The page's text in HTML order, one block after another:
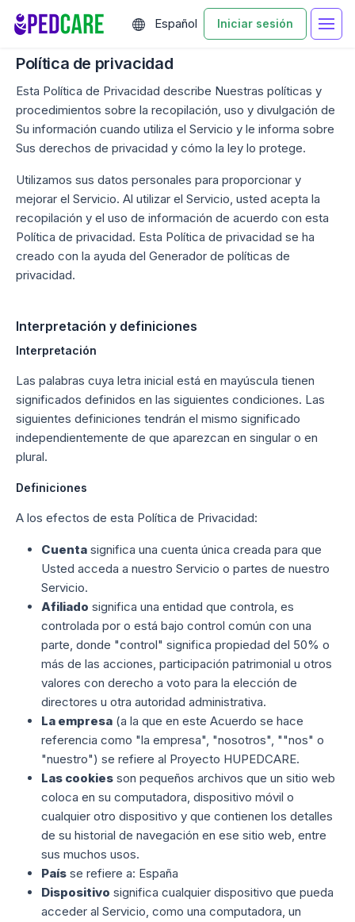
Español Iniciar sesión
Política de privacidad
Esta Política de Privacidad describe Nuestras políticas y
procedimientos sobre la recopilación, uso y divulgación de
Su información cuando utiliza el Servicio y le informa sobre
Sus derechos de privacidad y cómo la ley lo protege.
Utilizamos sus datos personales para proporcionar y
mejorar el Servicio. Al utilizar el Servicio, usted acepta la
recopilación y el uso de información de acuerdo con esta
Política de privacidad. Esta Política de privacidad se ha
creado con la ayuda del Generador de políticas de
privacidad.
Interpretación y definiciones
Interpretación
Las palabras cuya letra inicial está en mayúscula tienen
significados definidos en las siguientes condiciones. Las
siguientes definiciones tendrán el mismo significado
independientemente de que aparezcan en singular o en
plural.
Definiciones
A los efectos de esta Política de Privacidad:
Cuenta significa una cuenta única creada para que
Usted acceda a nuestro Servicio o partes de nuestro
Servicio.
Afiliado significa una entidad que controla, es
controlada por o está bajo control común con una
parte, donde "control" significa propiedad del 50% o
más de las acciones, participación patrimonial u otros
valores con derecho a voto para la elección de
directores u otra autoridad administrativa.
La empresa (a la que en este Acuerdo se hace
referencia como "la empresa", "nosotros", ""nos" o
"nuestro") se refiere al Proyecto HUPEDCARE.
Las cookies son pequeños archivos que un sitio web
coloca en su computadora, dispositivo móvil o
cualquier otro dispositivo y que contienen los detalles
de su historial de navegación en ese sitio web, entre
sus muchos usos.
País se refiere a: España
Dispositivo significa cualquier dispositivo que pueda
acceder al Servicio, como una computadora, un